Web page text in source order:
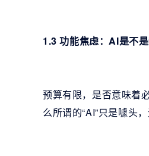
1.3 功能焦虑：AI是不是
预算有限，是否意味着
么所谓的“AI”只是噱头